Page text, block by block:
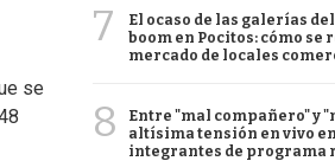
se
7
El ocaso de las galerías
boom en Pocitos: cómo se
mercado de locales
8
Entre "mal compañero" y
altísima tensión en vivo
integrantes de programa